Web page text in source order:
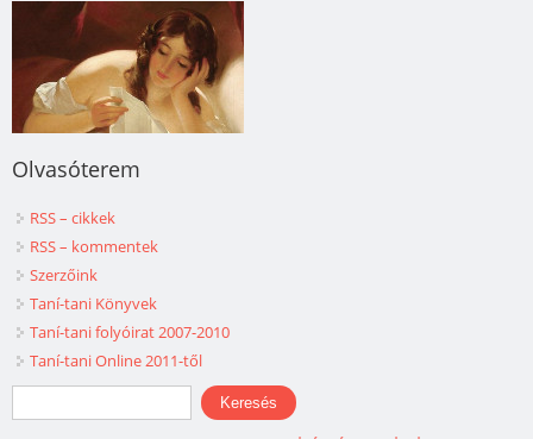
Olvasóterem
RSS – cikkek
RSS – kommentek
Szerzőink
Taní-tani Könyvek
Taní-tani folyóirat 2007-2010
Taní-tani Online 2011-től
Keresés űrlap
Keresés